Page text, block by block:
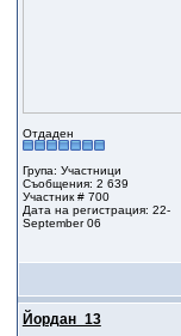
Отдаден
Група: Участници
Съобщения: 2 639
Участник # 700
Дата на регистрация: 22-
September 06
Йордан_13